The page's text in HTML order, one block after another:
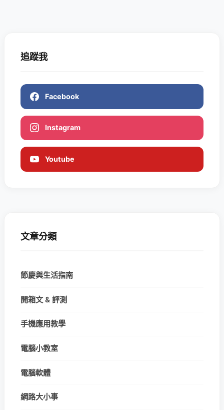
追蹤我
Facebook
Instagram
Youtube
文章分類
節慶與生活指南
開箱文 & 評測
手機應用教學
電腦小教室
電腦軟體
網路大小事